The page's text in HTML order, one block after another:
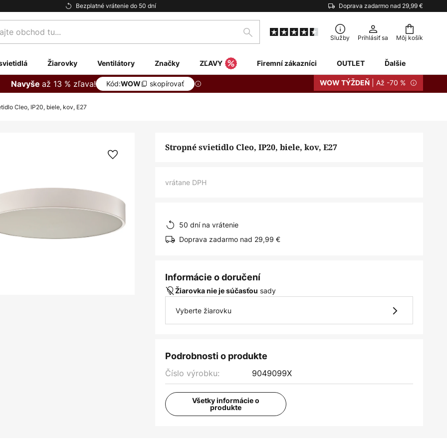
Bezplatné vrátenie do 50 dní Doprava zadarmo nad 29,99 €
Môj košík
Hľadať Služby Prihlásiť sa
Žiarovky Ventilátory Značky ZĽAVY Firemní zákazníci OUTLET Ďalšie
Navyše až 13 % zľava! Kód:WOW skopírovať WOW TÝŽDEŇ | Až -70 %
Cleo, IP20, biele, kov, E27
Stropné svietidlo Cleo, IP20, biele, kov, E27
vrátane DPH
50 dní na vrátenie
Doprava zadarmo nad 29,99 €
Informácie o doručení
Žiarovka nie je súčasťou sady
Vyberte žiarovku
Podrobnosti o produkte
Číslo výrobku: 9049099X
Všetky informácie o
produkte